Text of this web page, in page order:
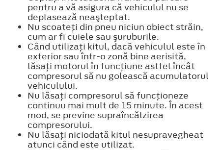
pentru a vă asigura că vehiculul nu se
deplasează neaşteptat.
Nu scoateţi din pneu niciun obiect străin,
cum ar fi cuiele sau şuruburile.
Când utilizaţi kitul, dacă vehiculul este în
exterior sau într-o zonă bine aerisită,
lăsaţi motorul în funcţiune astfel încât
compresorul să nu golească acumulatorul
vehiculului.
Nu lăsaţi compresorul să funcţioneze
continuu mai mult de 15 minute. În acest
mod, se previne supraîncălzirea
compresorului.
Nu lăsaţi niciodată kitul nesupravegheat
atunci când este utilizat.